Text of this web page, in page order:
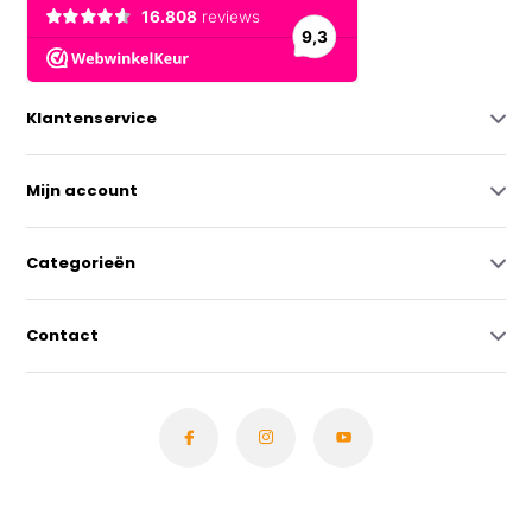
Klantenservice
Mijn account
Categorieën
Contact